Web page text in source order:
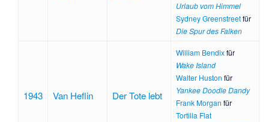
Urlaub vom Himmel
Sydney Greenstreetfür
Die Spur des Falken
1943 Van Heflin Der Tote lebt
William Bendixfür
Wake Island
Walter Huston für
Yankee Doodle Dandy
Frank Morgan für
Tortilla Flat